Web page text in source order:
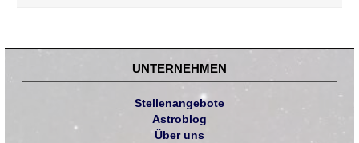
UNTERNEHMEN
Stellenangebote
Astroblog
Über uns